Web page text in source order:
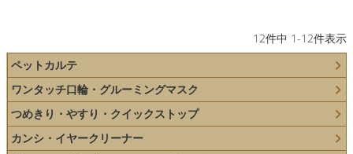
12件中 1-12件表示
ペットカルテ
ワンタッチ口輪・グルーミングマスク
つめきり・やすり・クイックストップ
カンシ・イヤークリーナー